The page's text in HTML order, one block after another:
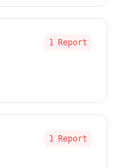
1 Report
1 Report